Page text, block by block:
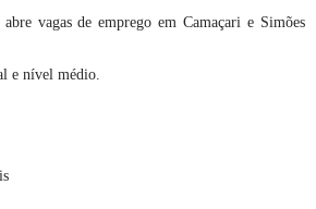
vagas de emprego em Camaçari e Simões
e nível médio.